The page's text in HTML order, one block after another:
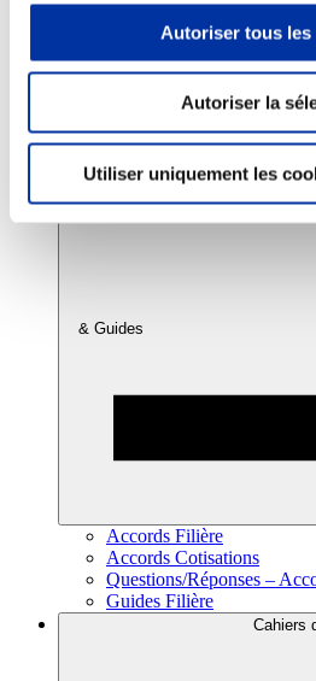
Autoriser tous les
Autoriser la
Utiliser uniquement les
Consommation
Sécurité sanitaire
Juste rémunération et
Info-veille scientifique
& Guides
Accords Filière
Accords Cotisations
Questions/Réponses –
Guides Filière
Cahiers